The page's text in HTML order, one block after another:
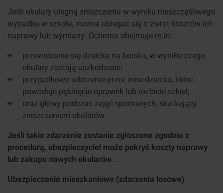
Jeśli okulary ulegną zniszczeniu w wyniku nieszczęśliwego
wypadku w szkole, można ubiegać się o zwrot kosztów ich
naprawy lub wymiany. Ochrona obejmuje m.in.:
przewrócenie się dziecka na boisku, w wyniku czego
okulary zostają uszkodzone;
przypadkowe uderzenie przez inne dziecko, które
powoduje pęknięcie oprawek lub rozbicie szkieł;
uraz głowy podczas zajęć sportowych, skutkujący
zniszczeniem okularów.
Jeśli takie zdarzenie zostanie zgłoszone zgodnie z
procedurą, ubezpieczyciel może pokryć koszty naprawy
lub zakupu nowych okularów.
Ubezpieczenie mieszkaniowe (zdarzenia losowe)